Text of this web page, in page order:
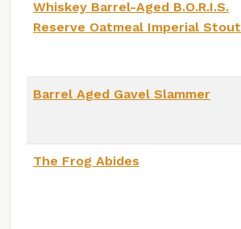
Whiskey Barrel-Aged B.O.R.I.S.
Reserve Oatmeal Imperial Stout
Barrel Aged Gavel Slammer
The Frog Abides